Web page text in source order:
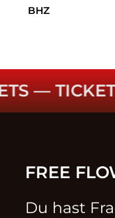
BHZ
––
FREE
Du hast